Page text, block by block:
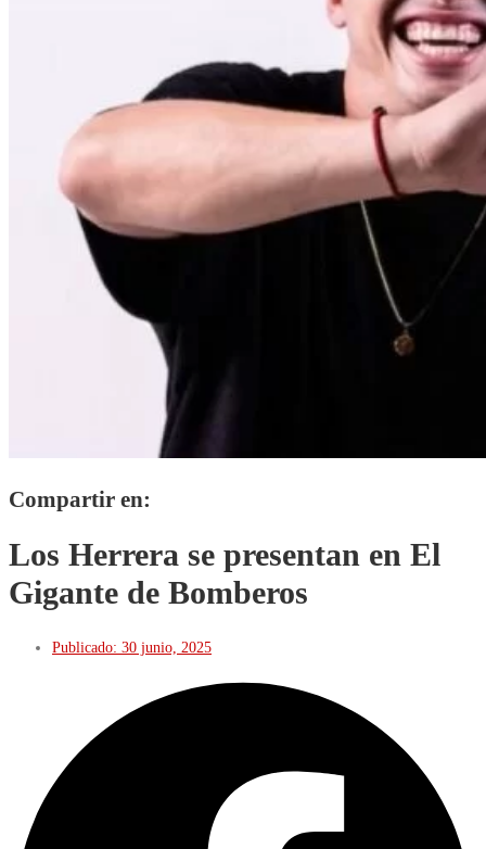
Compartir en:
Los Herrera se presentan en El
Gigante de Bomberos
Publicado: 30 junio, 2025